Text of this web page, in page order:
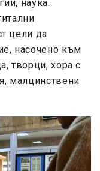
наука.
цели да
насочено към
творци, хора с
малцинствени